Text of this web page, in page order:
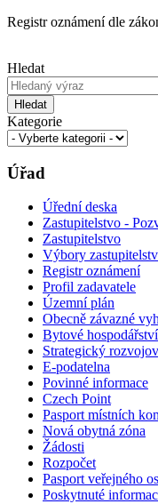
Registr oznámení dle
Hledat
Hledat
Kategorie
Úřad
Úřední deska
Zastupitelstvo -
Zastupitelstvo
Výbory
Registr oznámení
Profil zadavatele
Územní plán
Obecně závazné
Bytové hospodářství
Strategický
E-podatelna
Povinné informace
Czech Point
Pasport místních
Nová obytná zóna
Žádosti
Rozpočet
Pasport veřejného
Poskytnuté